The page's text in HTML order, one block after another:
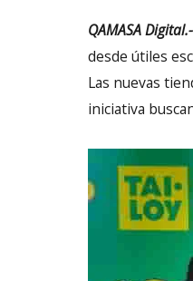
QAMASA Digital.-
desde útiles
Las nuevas
iniciativa